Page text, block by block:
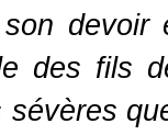
son
des fils
sévères